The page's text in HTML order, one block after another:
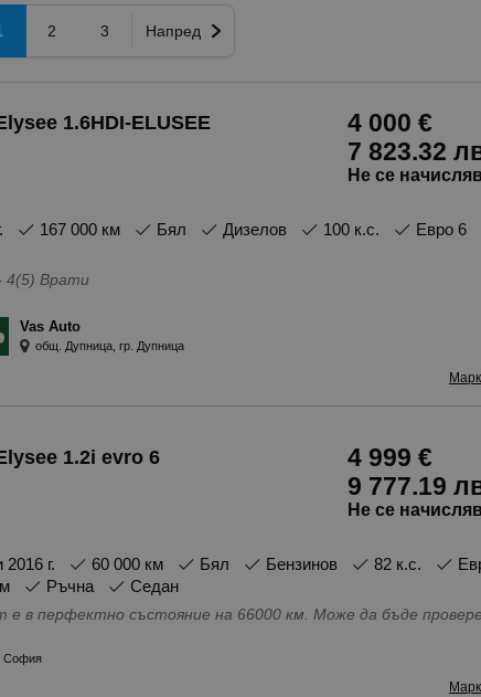
2 3 Напред
1.6HDI-ELUSEE
4 000 €
7 823.32
Не се
167 000 км Бял Дизелов 100 к.с. Евро 6
4(5) Врати
Vas Auto
общ. Дупница, гр. Дупница
1.2i evro 6
4 999 €
9 777.19
Не се
2016 г. 60 000 км Бял Бензинов 82 к.с.
Ръчна Седан
в перфектно състояние на 66000 км. Може да бъде
Антиблокираща система, Бартер, Въздушни
- Предни, Въздушни възглавници - Странични, Ел.
волана, Електронна програма за стабилизиране, Климатик,
София